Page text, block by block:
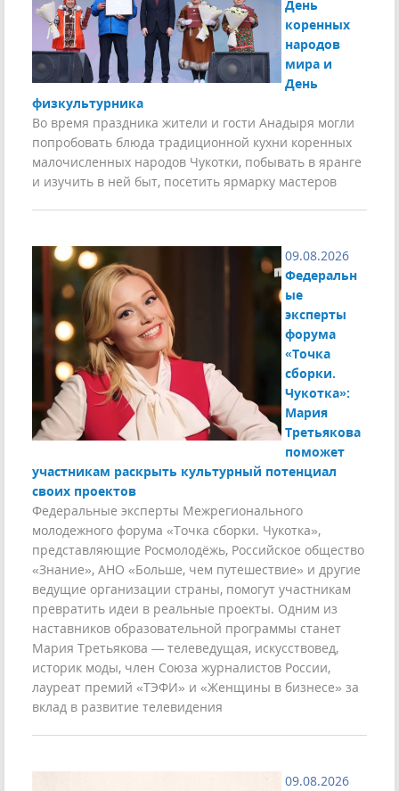
День
коренных
народов
мира и
День
физкультурника
Во время праздника жители и гости Анадыря могли
попробовать блюда традиционной кухни коренных
малочисленных народов Чукотки, побывать в яранге
и изучить в ней быт, посетить ярмарку мастеров
09.08.2026
Федеральн
ые
эксперты
форума
«Точка
сборки.
Чукотка»:
Мария
Третьякова
поможет
участникам раскрыть культурный потенциал
своих проектов
Федеральные эксперты Межрегионального
молодежного форума «Точка сборки. Чукотка»,
представляющие Росмолодёжь, Российское общество
«Знание», АНО «Больше, чем путешествие» и другие
ведущие организации страны, помогут участникам
превратить идеи в реальные проекты. Одним из
наставников образовательной программы станет
Мария Третьякова — телеведущая, искусствовед,
историк моды, член Союза журналистов России,
лауреат премий «ТЭФИ» и «Женщины в бизнесе» за
вклад в развитие телевидения
09.08.2026